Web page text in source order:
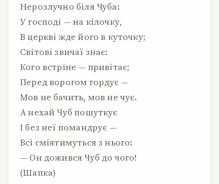
Нерозлучно біля Чуба:
У господі — на кілочку,
В церкві жде його в куточку;
Світові звичаї знає:
Кого встріне — привітає;
Перед ворогом гордує —
Мов не бачить, мов не чує.
А нехай Чуб пошуткує
І без неї помандрує —
Всі сміятимуться з нього:
— Он дожився Чуб до чого!
(Шапка)